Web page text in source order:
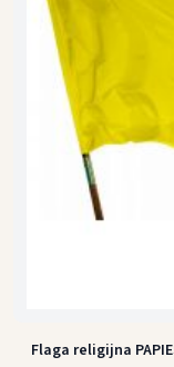
Flaga religijna